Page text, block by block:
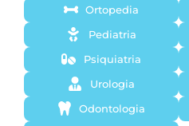
Ortopedia
Pediatria
Psiquiatria
Urologia
Odontologia